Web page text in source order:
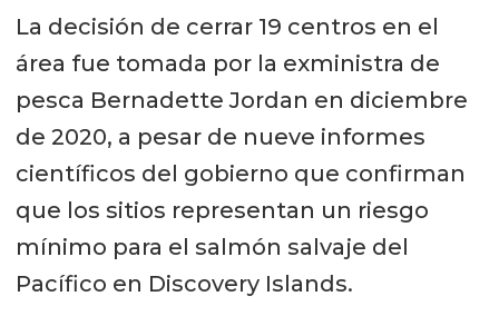
La decisión de cerrar 19 centros en el
área fue tomada por la exministra de
pesca Bernadette Jordan en diciembre
de 2020, a pesar de nueve informes
científicos del gobierno que confirman
que los sitios representan un riesgo
mínimo para el salmón salvaje del
Pacífico en Discovery Islands.